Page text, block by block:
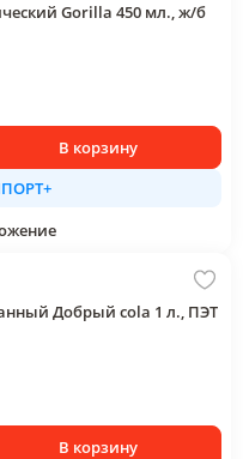
Gorilla 450 мл., ж/б
В корзину
Добрый cola 1 л., ПЭТ
В корзину